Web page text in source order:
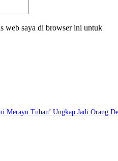
web saya di browser ini untuk
Merayu Tuhan’ Ungkap Jadi Orang